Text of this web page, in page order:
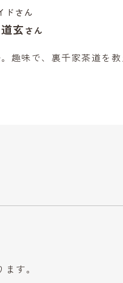
ドさん
玄 さん
趣味で、裏千家茶道を
す。